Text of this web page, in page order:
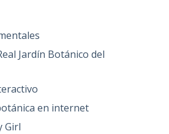
Jardín Botánico del
en internet
Girl